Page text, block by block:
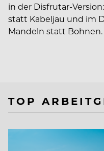
in der Disfrutar-
statt Kabeljau und im
Mandeln statt Bohnen.
TOP